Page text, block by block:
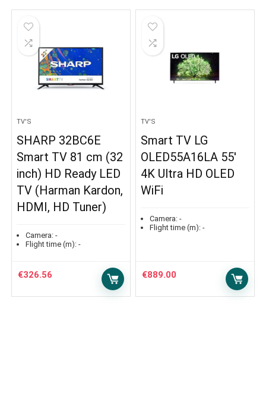
TV'S
SHARP 32BC6E
Smart TV 81 cm (32
inch) HD Ready LED
TV (Harman Kardon,
HDMI, HD Tuner)
Camera: -
Flight time (m): -
€326.56
TV'S
Smart TV LG
OLED55A16LA 55′
4K Ultra HD OLED
WiFi
Camera: -
Flight time (m): -
€889.00